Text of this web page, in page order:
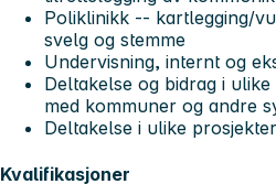
Poliklinikk -- kartlegging/
svelg og stemme
Undervisning, internt og
Deltakelse og bidrag i
med kommuner og andre
Deltakelse i ulike
Kvalifikasjoner